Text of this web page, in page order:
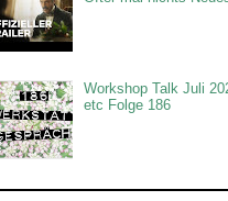
Workshop Talk Juli
etc Folge 186